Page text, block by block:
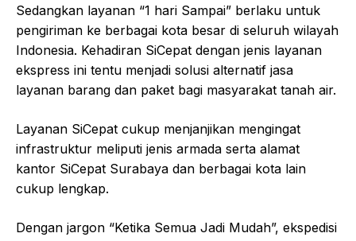
Sedangkan layanan “1 hari Sampai” berlaku untuk
pengiriman ke berbagai kota besar di seluruh wilayah
Indonesia. Kehadiran SiCepat dengan jenis layanan
ekspress ini tentu menjadi solusi alternatif jasa
layanan barang dan paket bagi masyarakat tanah air.
Layanan SiCepat cukup menjanjikan mengingat
infrastruktur meliputi jenis armada serta alamat
kantor SiCepat Surabaya dan berbagai kota lain
cukup lengkap.
Dengan jargon “Ketika Semua Jadi Mudah”, ekspedisi